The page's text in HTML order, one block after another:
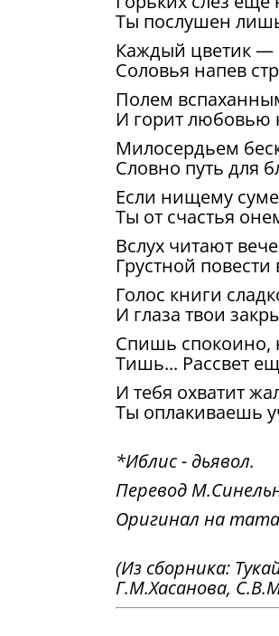
Ты послушен
Каждый цветик —
Соловья напев
Полем
И горит любовью
Милосердьем
Словно путь для
Если нищему
Ты от счастья
Вслух читают
Грустной
Голос книги
И глаза твои
Спишь спокоино,
Тишь... Рассвет
И тебя охватит
Ты оплакиваешь
*Иблис - дьявол.
Перевод
Оригинал на
(Из сборника:
Г.М.Хасанова,